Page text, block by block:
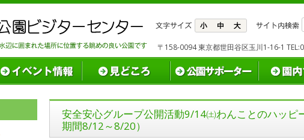
〒158-0094 東京都世田谷区玉川1-16-1
安全安心グループ公開活動9/14㈯わんことのハッピ
期間8/12～8/20）